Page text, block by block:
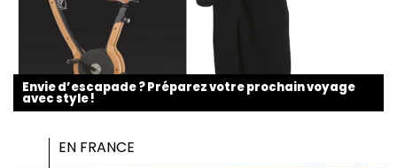
Envie d’escapade ? Préparez votre prochain voyage
avec style !
EN FRANCE